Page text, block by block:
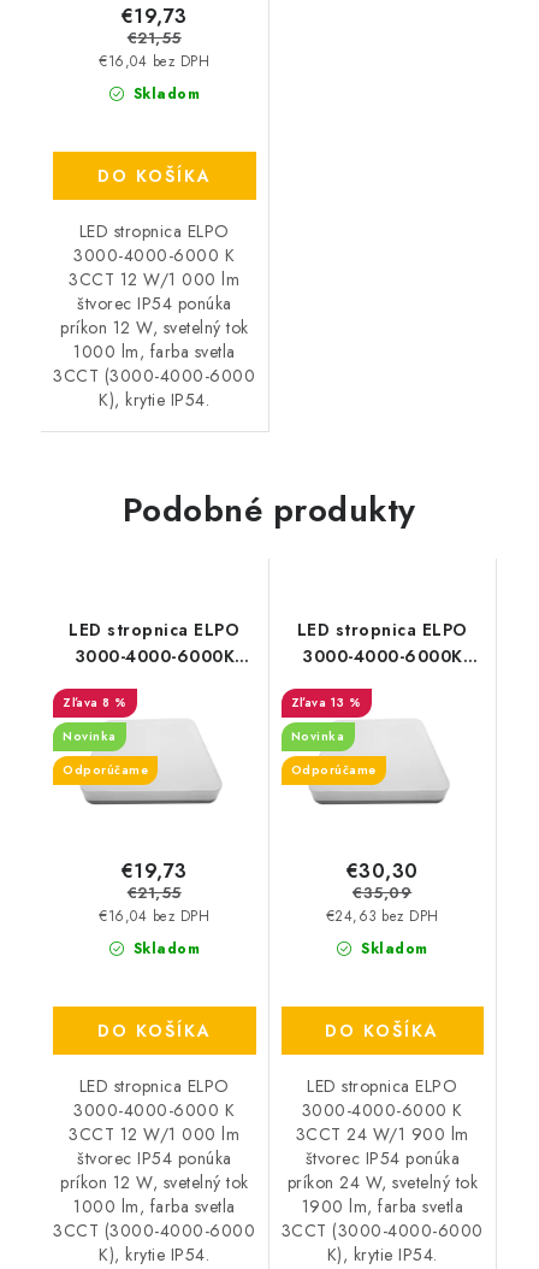
Skladom
€16,04 bez DPH
€19,73
€21,55
DO KOŠÍKA
LED stropnica ELPO
3000-4000-6000 K
3CCT 12 W/1 000 lm
štvorec IP54 ponúka
príkon 12 W, svetelný tok
1000 lm, farba svetla
3CCT (3000-4000-6000
K), krytie IP54.
Podobné produkty
LED stropnica ELPO
3000-4000-6000K
štvorec IP54
8 %
Novinka
Odporúčame
Skladom
€16,04 bez DPH
€19,73
€21,55
DO KOŠÍKA
LED stropnica ELPO
3000-4000-6000 K
3CCT 12 W/1 000 lm
štvorec IP54 ponúka
príkon 12 W, svetelný tok
1000 lm, farba svetla
3CCT (3000-4000-6000
K), krytie IP54.
LED stropnica ELPO
3000-4000-6000K
štvorec IP54
13 %
Novinka
Odporúčame
Skladom
€24,63 bez DPH
€30,30
€35,09
DO KOŠÍKA
LED stropnica ELPO
3000-4000-6000 K
3CCT 24 W/1 900 lm
štvorec IP54 ponúka
príkon 24 W, svetelný tok
1900 lm, farba svetla
3CCT (3000-4000-6000
K), krytie IP54.